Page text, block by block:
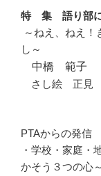
特 集 語り部に
～ねえ、ねえ
し～
中橋 範子
さし絵 正見
PTAからの発信
・学校・家庭・
かそう３つの心～